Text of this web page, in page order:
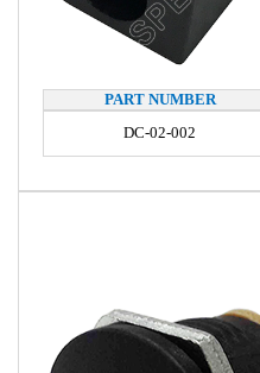
PART NUMBER
DC-02-002